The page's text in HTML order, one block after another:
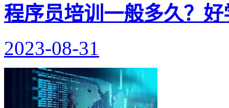
程序员培训一般多久？好
2023-08-31